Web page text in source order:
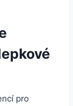
pro